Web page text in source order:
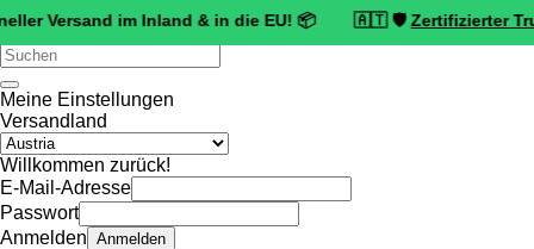
im Inland & in die EU! 📦 🇦🇹 🛡️ Zertifizierter Trusted
Verwende
die
oben
und
unten,
um
das
Meine Einstellungen
Versandland
Willkommen zurück!
E-Mail-Adresse
Passwort
Anmelden Anmelden